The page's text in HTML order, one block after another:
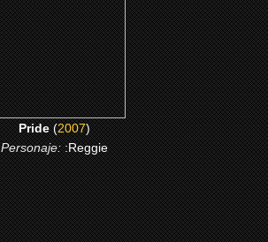
CLICK ME
Pride(2007)
Personaje::Reggie